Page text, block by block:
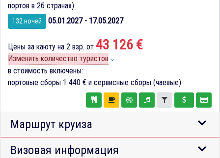
портов в 26 странах)
132 ночей 05.01.2027 - 17.05.2027
Цены за каюту на 2 взр. от 43 126 €
Изменить количество туристов
в стоимость включены:
портовые сборы 1 440 € и сервисные сборы (чаевые)
Маршрут круиза
Визовая информация